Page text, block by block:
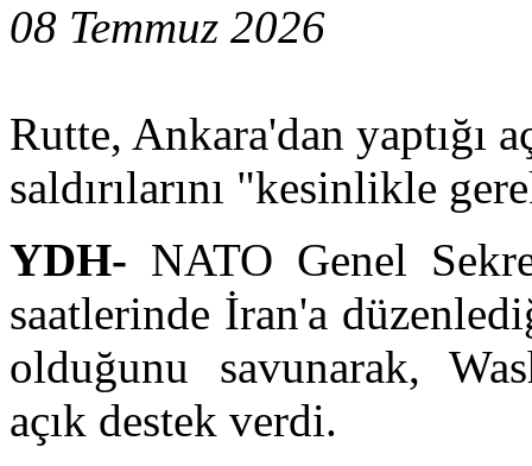
08 Temmuz 2026
Rutte, Ankara'dan yaptığı
saldırılarını "kesinlikle
YDH- NATO Genel
saatlerinde İran'a
olduğunu savunarak,
açık destek verdi.